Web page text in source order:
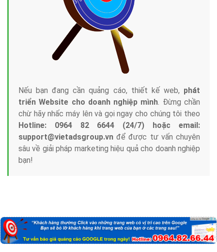
Nếu bạn đang cần quảng cáo, thiết kế web, phát
triển Website cho doanh nghiệp mình. Đừng chần
chừ hãy nhấc máy lên và gọi ngay cho chúng tôi theo
Hotline: 0964 82 6644 (24/7) hoặc email:
support@vietadsgroup.vn để được tư vấn chuyên
sâu về giải pháp marketing hiệu quả cho doanh nghiệp
bạn!